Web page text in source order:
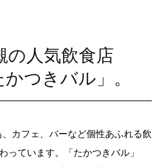
の人気飲食店
つきバル」。
カフェ、バーなど個性あふれる飲
っています。「たかつきバル」